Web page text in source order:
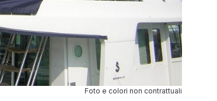
Foto e colori non contrattuali